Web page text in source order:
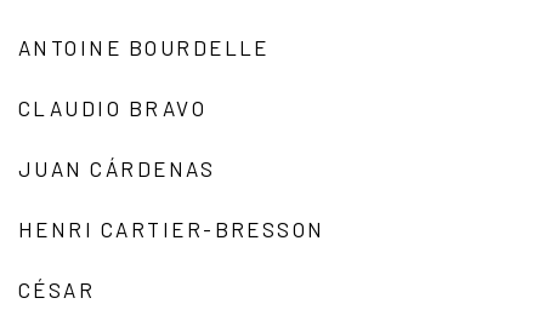
ANTOINE BOURDELLE
CLAUDIO BRAVO
JUAN CÁRDENAS
HENRI CARTIER-BRESSON
CÉSAR